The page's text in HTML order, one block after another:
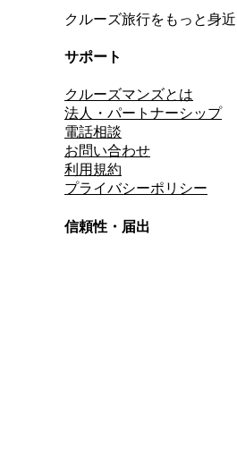
クルーズ旅行をもっと身近
サポート
クルーズマンズとは
法人・パートナーシップ
電話相談
お問い合わせ
利用規約
プライバシーポリシー
信頼性・届出